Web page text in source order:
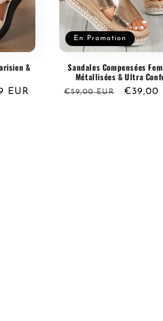
&
EUR
En Promotion
Sandales Compensées
Métallisées & Ultra
Prix
€59,00 EUR
Prix
€39,00